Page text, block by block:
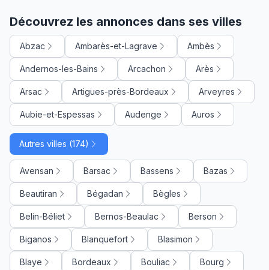
Découvrez les annonces dans ses villes
Abzac Ambarès-et-Lagrave Ambès
Andernos-les-Bains Arcachon Arès
Arsac Artigues-près-Bordeaux Arveyres
Aubie-et-Espessas Audenge Auros
Autres villes (174)
Avensan Barsac Bassens Bazas
Beautiran Bégadan Bègles
Belin-Béliet Bernos-Beaulac Berson
Biganos Blanquefort Blasimon
Blaye Bordeaux Bouliac Bourg